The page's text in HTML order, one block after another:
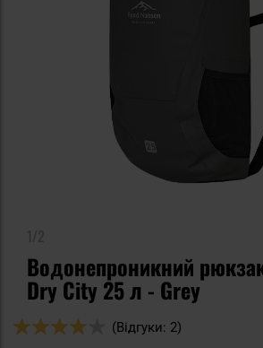
Водонепроникний
Dry City 25 л - Grey
Оцінка:
(Відгуки: 2)